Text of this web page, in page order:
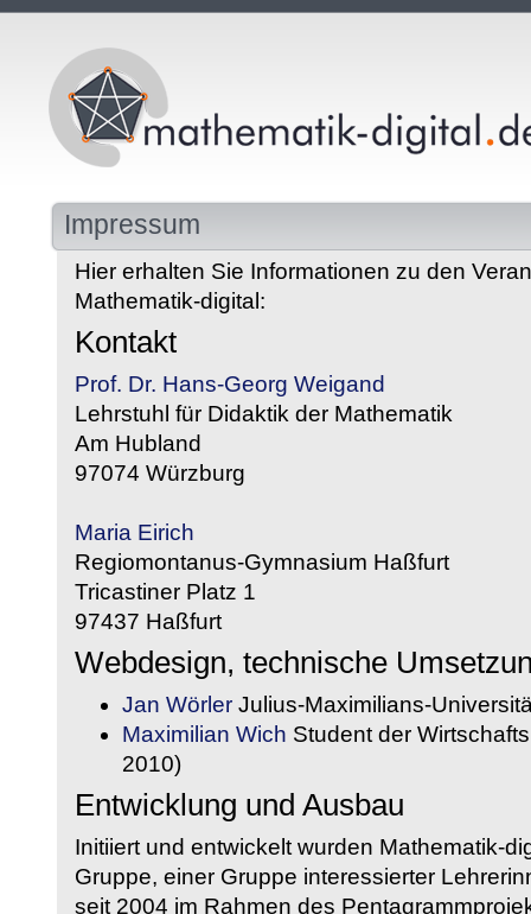
Impressum
Hier erhalten Sie Informationen zu den
Mathematik-digital:
Kontakt
Prof. Dr. Hans-Georg Weigand
Lehrstuhl für Didaktik der Mathematik
Am Hubland
97074 Würzburg
Maria Eirich
Regiomontanus-Gymnasium Haßfurt
Tricastiner Platz 1
97437 Haßfurt
Webdesign, technische
Jan Wörler Julius-Maximilians-
Maximilian Wich Student der
2010)
Entwicklung und Ausbau
Initiiert und entwickelt wurden Mathematik-
Gruppe, einer Gruppe interessierter
seit 2004 im Rahmen des